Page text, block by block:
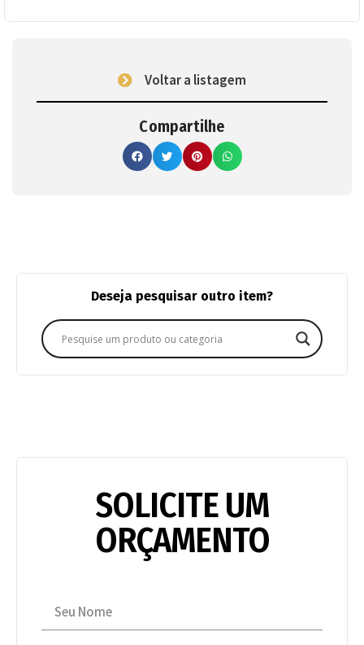
Voltar a listagem
Compartilhe
Deseja pesquisar outro item?
SOLICITE UM
ORÇAMENTO